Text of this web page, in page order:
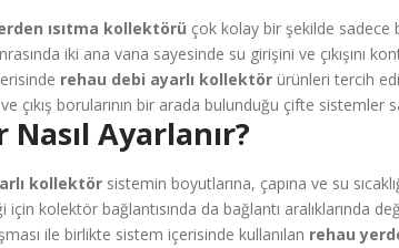
ısıtma kollektörü çok kolay bir şekilde sadece
iki ana vana sayesinde su girişini ve çıkışını
rehau debi ayarlı kollektör ürünleri tercih
çıkış borularının bir arada bulunduğu çifte sistemler
Ayarlanır?
kollektör sistemin boyutlarına, çapına ve su
kolektör bağlantısında da bağlantı aralıklarında
ile birlikte sistem içerisinde kullanılan rehau